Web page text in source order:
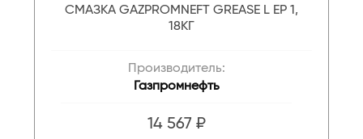
СМАЗКА GAZPROMNEFT GREASE L EP 1,
18КГ
Производитель:
Газпромнефть
14 567 ₽